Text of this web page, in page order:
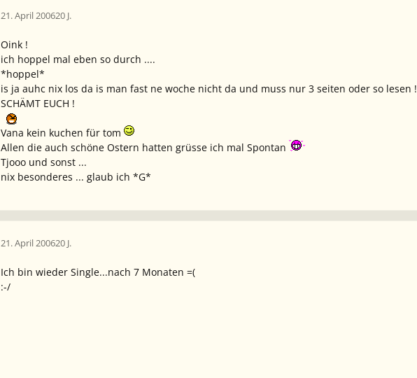
21. April 200620 J.
Oink !
ich hoppel mal eben so durch ....
*hoppel*
is ja auhc nix los da is man fast ne woche nicht da und muss nur 3 seiten oder so lesen !
SCHÄMT EUCH !
Vana kein kuchen für tom
Allen die auch schöne Ostern hatten grüsse ich mal Spontan
Tjooo und sonst ...
nix besonderes ... glaub ich *G*
21. April 200620 J.
Ich bin wieder Single...nach 7 Monaten =(
:-/